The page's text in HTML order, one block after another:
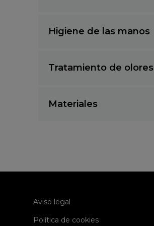
Higiene de las manos
Tratamiento de olores
Materiales
Aviso legal
Política de cookies